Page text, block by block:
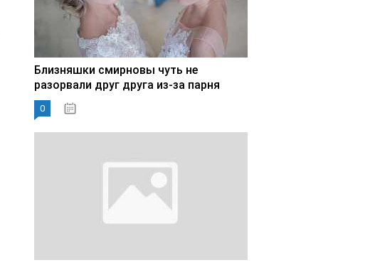
Близняшки смирновы чуть не
разорвали друг друга из-за парня
0